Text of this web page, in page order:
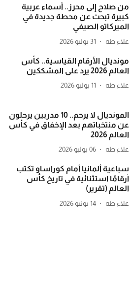
من صلاح إلى محرز.. أسماء عربية
كبيرة تبحث عن محطة جديدة في
الميركاتو الصيفي
علاء طه 31 يوليو 2026
مونديال الأرقام القياسية.. كأس
العالم 2026 يرد على المشككين
علاء طه 11 يوليو 2026
المونديال لا يرحم.. 10 مدربين يرحلون
عن منتخباتهم بعد الإخفاق في كأس
العالم 2026
علاء طه 06 يوليو 2026
سباعية ألمانيا أمام كوراساو تكتب
أرقامًا استثنائية في تاريخ كأس
العالم (تقرير)
علاء طه 14 يونيو 2026